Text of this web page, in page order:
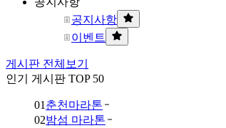
공지사항
이벤트
게시판 전체보기
인기 게시판 TOP 50
01 춘천마라톤
02밤섬 마라톤